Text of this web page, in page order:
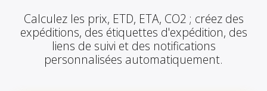
Calculez les prix, ETD, ETA, CO2 ; créez des
expéditions, des étiquettes d'expédition, des
liens de suivi et des notifications
personnalisées automatiquement.